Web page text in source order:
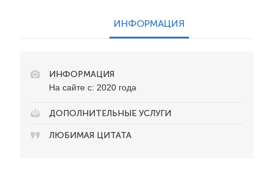
ИНФОРМАЦИЯ
ИНФОРМАЦИЯ
На сайте с: 2020 года
ДОПОЛНИТЕЛЬНЫЕ УСЛУГИ
ЛЮБИМАЯ ЦИТАТА